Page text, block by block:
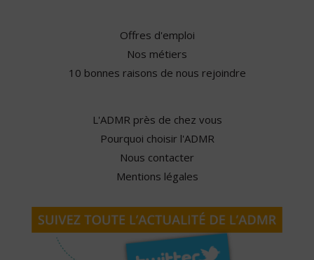
Offres d'emploi
Nos métiers
10 bonnes raisons de nous rejoindre
L'ADMR près de chez vous
Pourquoi choisir l'ADMR
Nous contacter
Mentions légales